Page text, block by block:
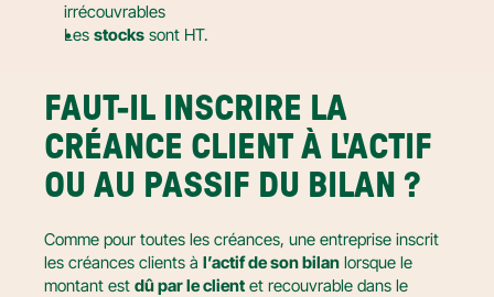
irrécouvrables
Les stocks sont HT.
FAUT-IL INSCRIRE LA
CRÉANCE CLIENT À L'ACTIF
OU AU PASSIF DU BILAN ?
Comme pour toutes les créances, une entreprise inscrit
les créances clients à l’actif de son bilan lorsque le
montant est dû par le client et recouvrable dans le